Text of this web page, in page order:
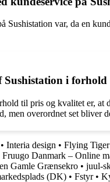
Sushistation var, da en
Sushistation i
til pris og kvalitet er,
men overordnet set bliver
• Interia design • Flying
Fruugo Danmark – Online
Gamle Grænsekro • juul-
(DK) • Fstyr•